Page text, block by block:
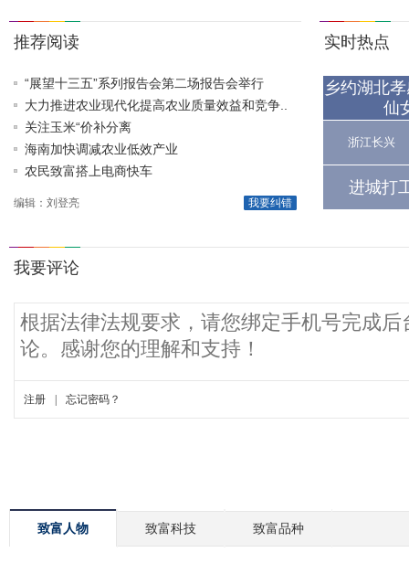
推荐阅读
“展望十三五”系列报告会第二场报告会举行
大力推进农业现代化提高农业质量效益和竞争..
关注玉米“价补分离
海南加快调减农业低效产业
农民致富搭上电商快车
我要纠错
编辑：刘登亮
实时热点
乡约湖北
仙
浙江长兴
进城打
致富人物 致富科技 致富品种